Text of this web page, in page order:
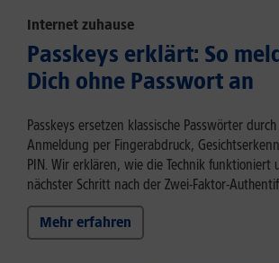
Internet zuhause
Passkeys erklärt: So
Dich ohne Passwort an
Passkeys ersetzen klassische Passwörter
Anmeldung per Fingerabdruck,
PIN. Wir erklären, wie die Technik funktioniert
nächster Schritt nach der Zwei-Faktor-
Mehr erfahren